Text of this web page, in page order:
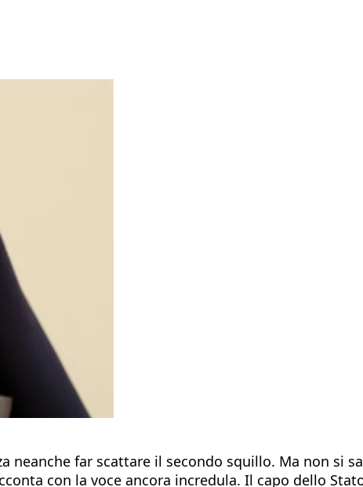
far scattare il secondo squillo. Ma non si
con la voce ancora incredula. Il capo dello